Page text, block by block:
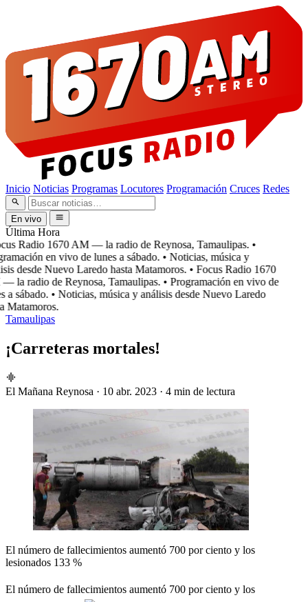
Inicio Noticias Programas Locutores Programación Cruces Redes
En vivo
Última Hora
Radio 1670 AM — la radio de Reynosa, Tamaulipas. •
en vivo de lunes a sábado. • Noticias, música y
desde Nuevo Laredo hasta Matamoros. • Focus Radio 1670
la radio de Reynosa, Tamaulipas. • Programación en vivo de
a sábado. • Noticias, música y análisis desde Nuevo Laredo
Matamoros.
Tamaulipas
¡Carreteras mortales!
El Mañana Reynosa · 10 abr. 2023 · 4 min de lectura
El número de fallecimientos aumentó 700 por ciento y los
lesionados 133 %
El número de fallecimientos aumentó 700 por ciento y los